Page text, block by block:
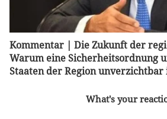
Kommentar | Die Zukunft der
Warum eine Sicherheitsordnung
Staaten der Region unverzichtbar